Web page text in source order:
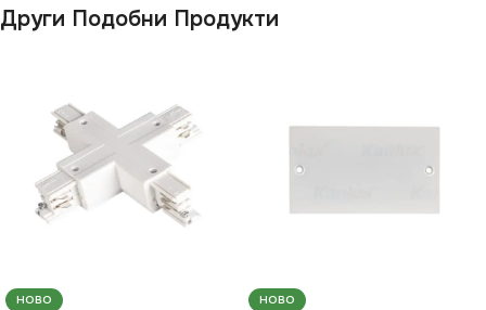
Други Подобни Продукти
НОВО НОВО